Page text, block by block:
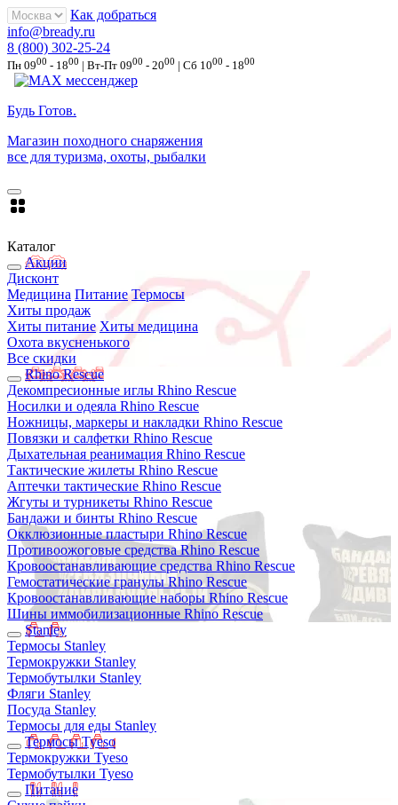
Как добраться
info@bready.ru
8 (800) 302-25-24
Пн 0900 - 1800 | Вт-Пт 0900 - 2000 | Сб 1000 - 1800
Будь Готов.
Магазин походного снаряжения
все для туризма, охоты, рыбалки
Каталог
Акции
Дисконт
Медицина Питание Термосы
Хиты продаж
Хиты питание Хиты медицина
Охота вкусненького
Все скидки
Rhino Rescue
Декомпресионные иглы Rhino Rescue
Носилки и одеяла Rhino Rescue
Ножницы, маркеры и накладки Rhino Rescue
Повязки и салфетки Rhino Rescue
Дыхательная реанимация Rhino Rescue
Тактические жилеты Rhino Rescue
Аптечки тактические Rhino Rescue
Жгуты и турникеты Rhino Rescue
Бандажи и бинты Rhino Rescue
Окклюзионные пластыри Rhino Rescue
Противоожоговые средства Rhino Rescue
Кровоостанавливающие средства Rhino Rescue
Гемостатические гранулы Rhino Rescue
Кровоостанавливающие наборы Rhino Rescue
Шины иммобилизационные Rhino Rescue
Stanley
Термосы Stanley
Термокружки Stanley
Термобутылки Stanley
Фляги Stanley
Посуда Stanley
Термосы для еды Stanley
Термосы Tyeso
Термокружки Tyeso
Термобутылки Tyeso
Питание